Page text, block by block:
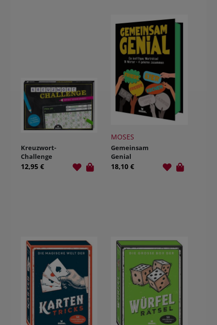
Kreuzwort-
Challenge
12,95 €
MOSES
Gemeinsam
Genial
18,10 €